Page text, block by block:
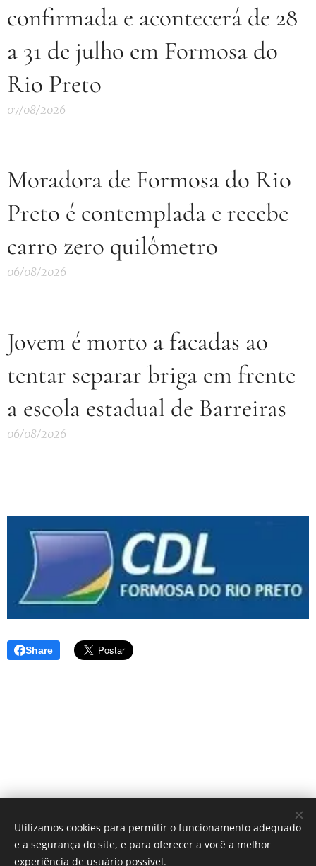
confirmada e acontecerá de 28
a 31 de julho em Formosa do
Rio Preto
07/08/2026
Moradora de Formosa do Rio
Preto é contemplada e recebe
carro zero quilômetro
06/08/2026
Jovem é morto a facadas ao
tentar separar briga em frente
a escola estadual de Barreiras
06/08/2026
Share
Utilizamos cookies para permitir o funcionamento adequado
e a segurança do site, e para oferecer a você a melhor
experiência de usuário possível.